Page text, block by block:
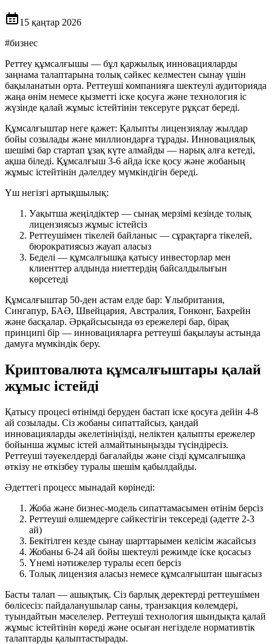
15 қаңтар 2026
#бизнес
Реттеу құмсалғышы — бұл қаржылық инновацияларды
заңнама талаптарына толық сәйкес келместен сынау үшін
бақыланатын орта. Реттеуші компанияға шектеулі аудиторияда
жаңа өнім немесе қызметті іске қосуға және технология іс
жүзінде қалай жұмыс істейтінін тексеруге рұқсат береді.
Құмсалғыштар неге қажет: Қалыпты лицензиялау жылдар
бойы созылады және миллиондарға тұрады. Инновациялық
шешімі бар стартап ұзақ күте алмайды — нарық алға кетеді,
ақша біледі. Құмсалғыш 3-6 айда іске қосу және жобаның
жұмыс істейтінін дәлелдеу мүмкіндігін береді.
Үш негізгі артықшылық:
Уақытша жеңілдіктер — сынақ мерзімі кезінде толық
лицензиясыз жұмыс істейсіз
Реттеушімен тікелей байланыс — сұрақтарға тікелей,
бюрократиясыз жауап аласыз
Беделі — құмсалғышқа қатысу инвесторлар мен
клиенттер алдында ниеттердің байсалдылығын
көрсетеді
Құмсалғыштар 50-ден астам елде бар: Ұлыбритания,
Сингапур, БАӘ, Швейцария, Австралия, Гонконг, Бахрейн
және басқалар. Әрқайсысында өз ережелері бар, бірақ
принципі бір — инновацияларға реттеуші бақылауы астында
дамуға мүмкіндік беру.
Криптовалюта құмсалғыштары қалай
жұмыс істейді
Қатысу процесі өтінімді беруден бастап іске қосуға дейін 4-8
ай созылады. Сіз жобаны сипаттайсыз, қандай
инновацияларды әкелетініңізді, неліктен қалыпты ережелер
бойынша жұмыс істей алмайтыныңызды түсіндіресіз.
Реттеуші тәуекелдерді бағалайды және сізді құмсалғышқа
өткізу не өткізбеу туралы шешім қабылдайды.
Әдеттегі процесс мынадай көрінеді:
Жоба және бизнес-модель сипаттамасымен өтінім берсіз
Реттеуші өлшемдерге сәйкестігін тексереді (әдетте 2-3
ай)
Бекітілген кезде сынау шарттарымен келісім жасайсыз
Жобаны 6-24 ай бойы шектеулі режимде іске қосасыз
Үнемі нәтижелер туралы есеп берсіз
Толық лицензия аласыз немесе құмсалғыштан шығасыз
Басты талап — ашықтық. Сіз барлық деректерді реттеушімен
бөлісесіз: пайдаланушылар саны, транзакция көлемдері,
туындайтын мәселелер. Реттеуші технология шындықта қалай
жұмыс істейтінін көреді және осыған негізделе нормативтік
талаптарды қалыптастырады.